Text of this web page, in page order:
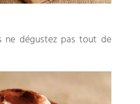
ne dégustez pas tout de